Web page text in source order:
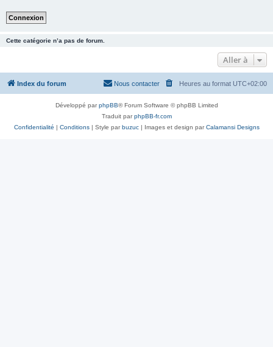
Cette catégorie n’a pas de forum.
Aller à
Index du forum Heures au format UTC+02:00
Nous contacter
Développé parphpBB® Forum Software © phpBB Limited
Traduit parphpBB-fr.com
Confidentialité | Conditions| Style parbuzuc| Images et design parCalamansi Designs